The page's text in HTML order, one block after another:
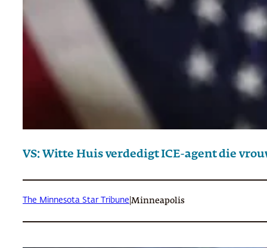
VS: Witte Huis verdedigt ICE-agent die
The Minnesota Star Tribune Minneapolis